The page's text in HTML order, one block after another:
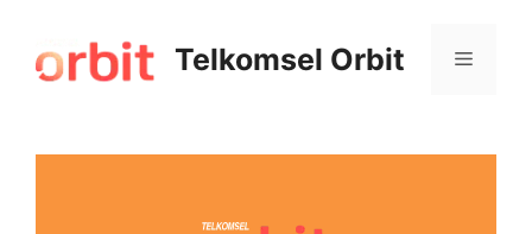
Telkomsel Orbit